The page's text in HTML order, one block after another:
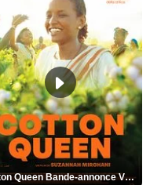
Cotton Queen Bande-annonce VO STFR